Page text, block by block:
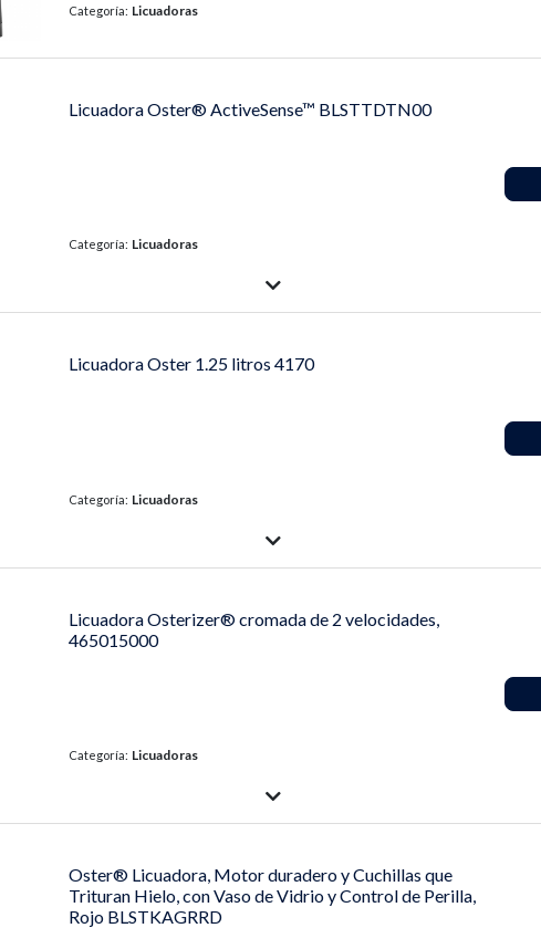
Categoría: Licuadoras
Licuadora Oster® ActiveSense™ BLSTTDTN00
Categoría: Licuadoras
Licuadora Oster 1.25 litros 4170
Categoría: Licuadoras
Licuadora Osterizer® cromada de 2 velocidades,
465015000
Categoría: Licuadoras
Oster® Licuadora, Motor duradero y Cuchillas que
Trituran Hielo, con Vaso de Vidrio y Control de Perilla,
Rojo BLSTKAGRRD